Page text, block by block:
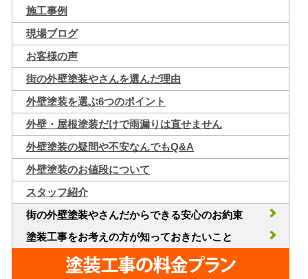
施工事例
現場ブログ
お客様の声
街の外壁塗装やさんを選んだ理由
外壁塗装を選ぶ6つのポイント
外壁・屋根塗装だけで雨漏りは直せません
外壁塗装の疑問や不安なんでもQ&A
外壁塗装のお値段について
スタッフ紹介
街の外壁塗装やさんだからできる安心のお約束
塗装工事をお考えの方が知っておきたいこと